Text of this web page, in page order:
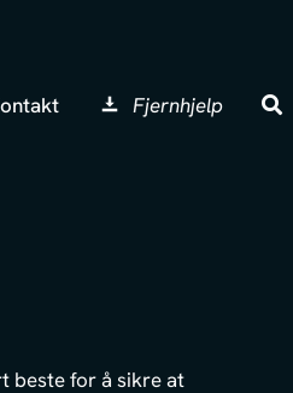
Fjernhjelp
beste for å sikre at